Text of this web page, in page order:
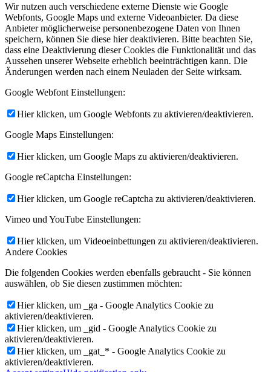
Wir nutzen auch verschiedene externe Dienste wie Google
Webfonts, Google Maps und externe Videoanbieter. Da diese
Anbieter möglicherweise personenbezogene Daten von Ihnen
speichern, können Sie diese hier deaktivieren. Bitte beachten Sie,
dass eine Deaktivierung dieser Cookies die Funktionalität und das
Aussehen unserer Webseite erheblich beeinträchtigen kann. Die
Änderungen werden nach einem Neuladen der Seite wirksam.
Google Webfont Einstellungen:
Hier klicken, um Google Webfonts zu aktivieren/deaktivieren.
Google Maps Einstellungen:
Hier klicken, um Google Maps zu aktivieren/deaktivieren.
Google reCaptcha Einstellungen:
Hier klicken, um Google reCaptcha zu aktivieren/deaktivieren.
Vimeo und YouTube Einstellungen:
Hier klicken, um Videoeinbettungen zu aktivieren/deaktivieren.
Andere Cookies
Die folgenden Cookies werden ebenfalls gebraucht - Sie können
auswählen, ob Sie diesen zustimmen möchten:
Hier klicken, um _ga - Google Analytics Cookie zu
aktivieren/deaktivieren.
Hier klicken, um _gid - Google Analytics Cookie zu
aktivieren/deaktivieren.
Hier klicken, um _gat_* - Google Analytics Cookie zu
aktivieren/deaktivieren.